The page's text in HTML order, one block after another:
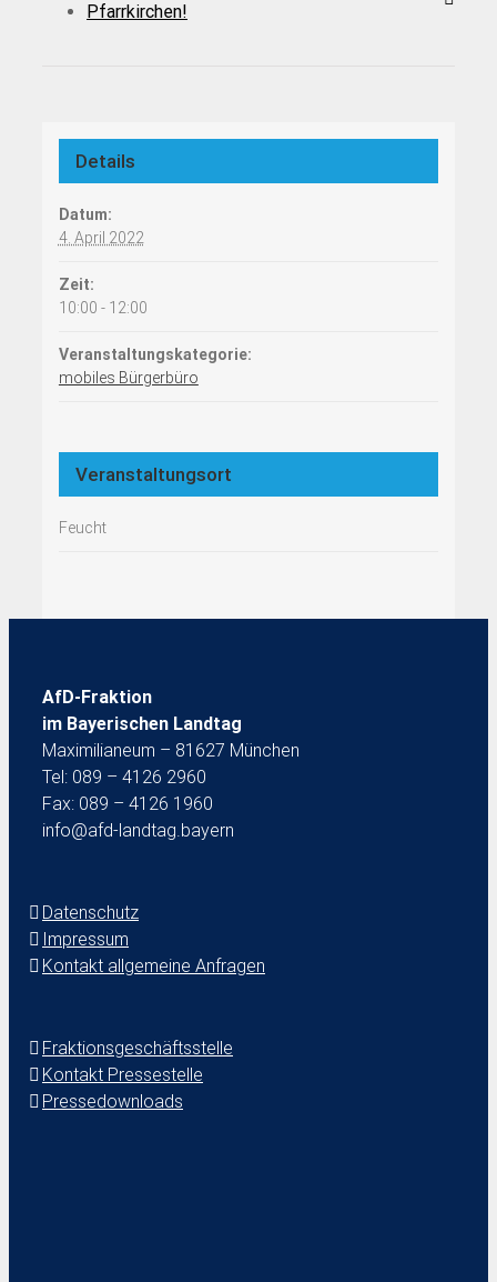
Pfarrkirchen!
Details
Datum:
4. April 2022
Zeit:
10:00 - 12:00
Veranstaltungskategorie:
mobiles Bürgerbüro
Veranstaltungsort
Feucht
AfD-Fraktion
im Bayerischen Landtag
Maximilianeum – 81627 München
Tel: 089 – 4126 2960
Fax: 089 – 4126 1960
info@afd-landtag.bayern
Datenschutz
Impressum
Kontakt allgemeine Anfragen
Fraktionsgeschäftsstelle
Kontakt Pressestelle
Pressedownloads